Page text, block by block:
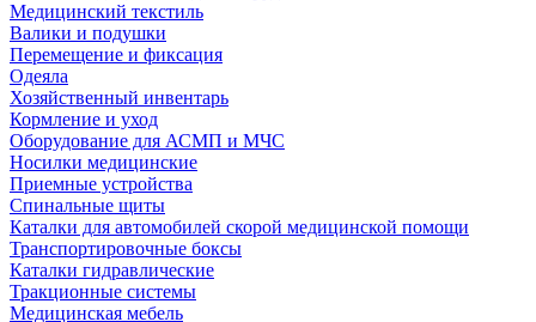
Медицинский текстиль
Валики и подушки
Перемещение и фиксация
Одеяла
Хозяйственный инвентарь
Кормление и уход
Оборудование для АСМП и МЧС
Носилки медицинские
Приемные устройства
Спинальные щиты
Каталки для автомобилей скорой медицинской помощи
Транспортировочные боксы
Каталки гидравлические
Тракционные системы
Медицинская мебель